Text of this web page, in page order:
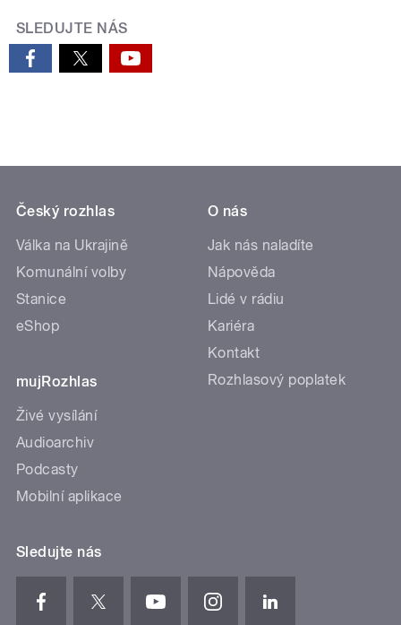
SLEDUJTE NÁS
Český rozhlas
Válka na Ukrajině
Komunální volby
Stanice
eShop
mujRozhlas
Živé vysílání
Audioarchiv
Podcasty
Mobilní aplikace
O nás
Jak nás naladíte
Nápověda
Lidé v rádiu
Kariéra
Kontakt
Rozhlasový poplatek
Sledujte nás